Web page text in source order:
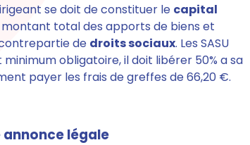
se doit de constituer le capital
montant total des apports de biens et
de droits sociaux. Les SASU
obligatoire, il doit libérer 50% a sa
payer les frais de greffes de 66,20 €.
annonce légale